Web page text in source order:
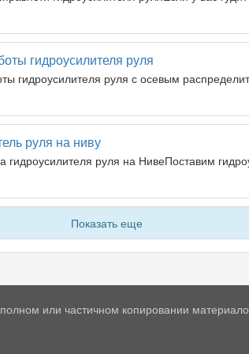
гидроусилителя руля
гидроусилителя руля с осевым
руля на ниву
гидроусилителя руля на НивеПоставим
Показать еще
или частичном копировании